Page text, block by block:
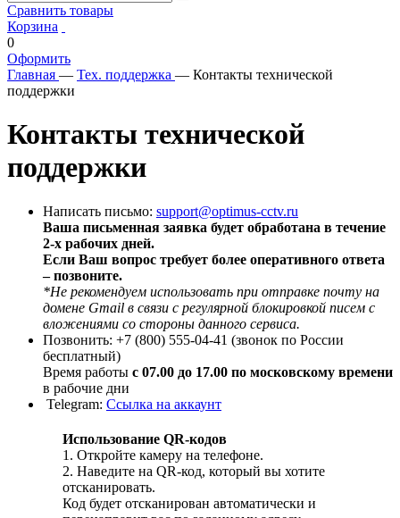
Сравнить товары
Корзина
0
Оформить
Главная — Тех. поддержка — Контакты технической
поддержки
Контакты технической
поддержки
Написать письмо: support@optimus-cctv.ru
Ваша письменная заявка будет обработана в течение
2-х рабочих дней.
Если Ваш вопрос требует более оперативного ответа
– позвоните.
*Не рекомендуем использовать при отправке почту на
домене Gmail в связи с регулярной блокировкой писем с
вложениями со стороны данного сервиса.
Позвонить: +7 (800) 555-04-41 (звонок по России
бесплатный)
Время работы с 07.00 до 17.00 по московскому времени
в рабочие дни
Telegram: Ссылка на аккаунт
Использование QR-кодов
1. Откройте камеру на телефоне.
2. Наведите на QR-код, который вы хотите
отсканировать.
Код будет отсканирован автоматически и